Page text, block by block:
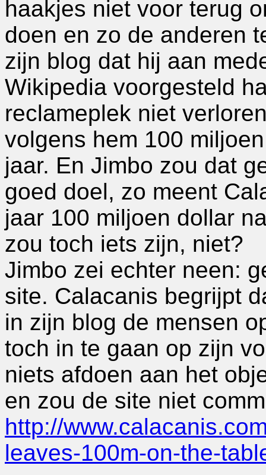
haakjes niet voor terug
doen en zo de anderen
zijn blog dat hij aan
Wikipedia voorgesteld
reclameplek niet
volgens hem 100
jaar. En Jimbo zou dat
goed doel, zo meent
jaar 100 miljoen dollar
zou toch iets zijn, niet?
Jimbo zei echter neen:
site. Calacanis begrijpt
in zijn blog de mensen
toch in te gaan op zijn
niets afdoen aan het
en zou de site niet
http://
leaves-100m-on-the-